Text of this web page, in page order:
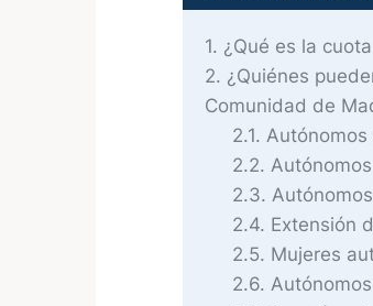
1 ¿Qué es la
2 ¿Quiénes
Comunidad de
2.1
2.2
2.3
2.4 Extensión
2.5 Mujeres
2.6